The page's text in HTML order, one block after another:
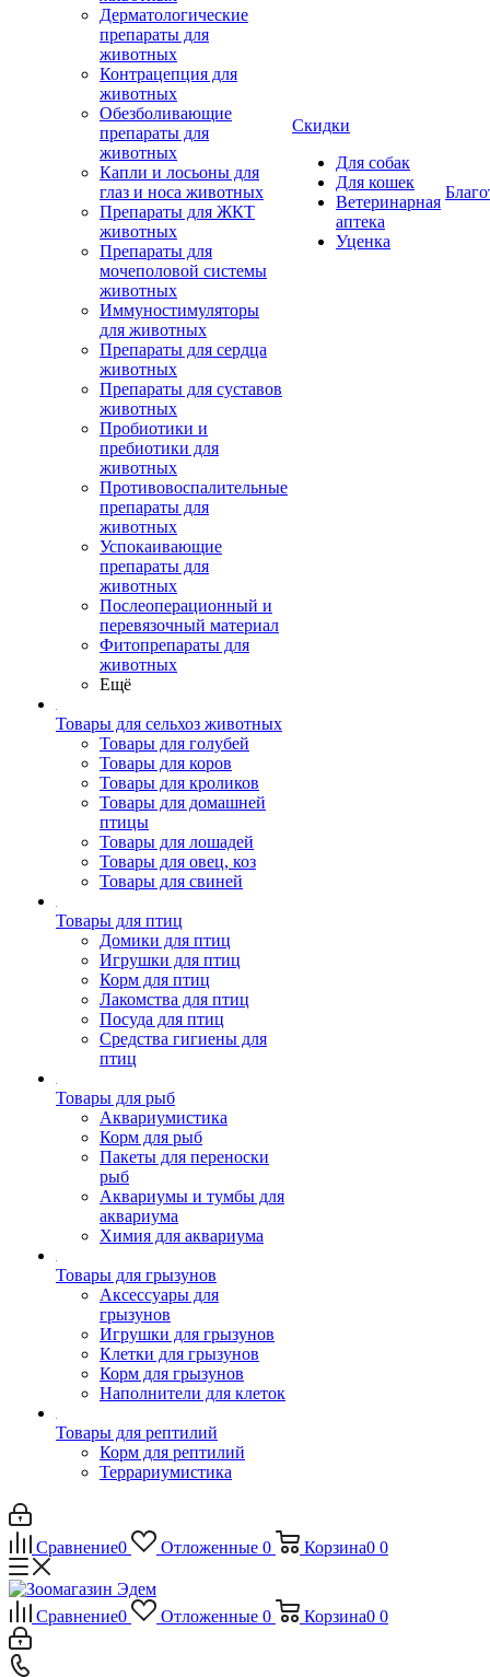
Дерматологические
препараты для
животных
Контрацепция для
животных
Обезболивающие
препараты для
животных
Капли и лосьоны для
глаз и носа животных
Препараты для ЖКТ
животных
Препараты для
мочеполовой системы
животных
Иммуностимуляторы
для животных
Препараты для сердца
животных
Препараты для суставов
животных
Пробиотики и
пребиотики для
животных
Противовоспалительные
препараты для
животных
Успокаивающие
препараты для
животных
Послеоперационный и
перевязочный материал
Фитопрепараты для
животных
Ещё
Товары для сельхоз животных
Товары для голубей
Товары для коров
Товары для кроликов
Товары для домашней
птицы
Товары для лошадей
Товары для овец, коз
Товары для свиней
Товары для птиц
Домики для птиц
Игрушки для птиц
Корм для птиц
Лакомства для птиц
Посуда для птиц
Средства гигиены для
птиц
Товары для рыб
Аквариумистика
Корм для рыб
Пакеты для переноски
рыб
Аквариумы и тумбы для
аквариума
Химия для аквариума
Товары для грызунов
Аксессуары для
грызунов
Игрушки для грызунов
Клетки для грызунов
Корм для грызунов
Наполнители для клеток
Товары для рептилий
Корм для рептилий
Террариумистика
Скидки
Для собак
Для кошек
Ветеринарная
аптека
Уценка
Сравнение0 Отложенные 0 Корзина0 0
Сравнение0 Отложенные 0 Корзина0 0